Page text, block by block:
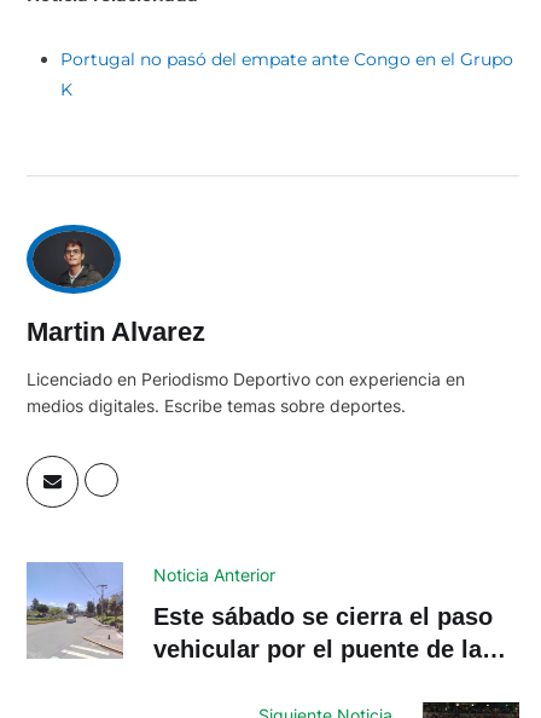
Portugal no pasó del empate ante Congo en el Grupo
K
Martin Alvarez
Licenciado en Periodismo Deportivo con experiencia en
medios digitales. Escribe temas sobre deportes.
Noticia Anterior
Este sábado se cierra el paso
vehicular por el puente de la